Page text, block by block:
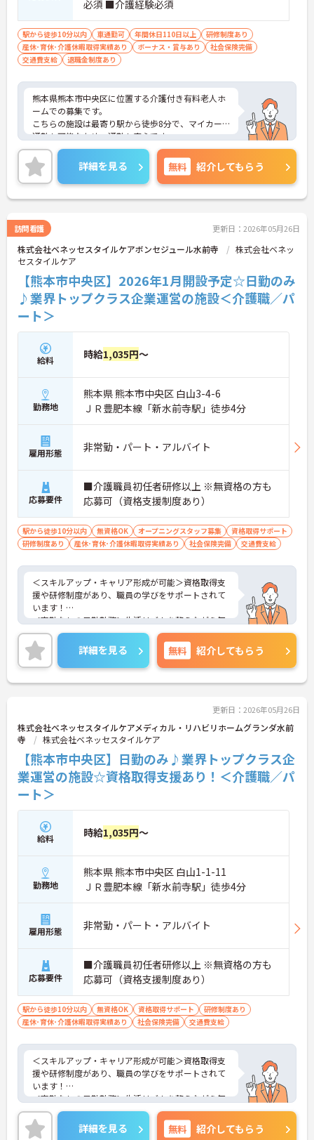
必須 ■介護経験必須
駅から徒歩10分以内 車通勤可 年間休日110日以上
研修制度あり
産休･育休･介護休暇取得実績あり
ボーナス・賞与あり
社会保険完備
交通費支給
退職金制度あり
熊本県熊本市中央区に位置する介護付き有料老人ホ
ームでの募集です。
こちらの施設は最寄り駅から徒歩8分で、マイカー
通勤も可能なため、通勤も安心です。
年間休日は110日ありますのでしっかりとお休みが
とれます♪
ご興味のある方はご面接のポイントをお伝えします
ので、お気軽にお問い合わせください。
詳細を見る 無料 紹介してもらう
訪問看護 更新日：2026年05月26日
株式会社ベネッセスタイルケアボンセジュール水前寺
株式会社ベネッ
セスタイルケア
【熊本市中央区】2026年1月開設予定☆日勤のみ
♪業界トップクラス企業運営の施設＜介護職／パ
ート＞
給料 時給1,035円～
勤務地
熊本県 熊本市中央区 白山3-4-6
ＪＲ豊肥本線「新水前寺駅」徒歩4分
雇用形態 非常勤・パート・アルバイト
応募要件
■介護職員初任者研修以上 ※無資格の方も
応募可（資格支援制度あり）
駅から徒歩10分以内 無資格OK オープニングスタッフ募集
資格取得サポート
研修制度あり
産休･育休･介護休暇取得実績あり 社会保険完備 交通費支給
＜スキルアップ・キャリア形成が可能＞資格取得支
援や研修制度があり、職員の学びをサポートされて
います！
＜夜勤なしの日勤勤務＞生活リズムを整えながら無
理なく働けます。
＜寄り添ったケアの実施＞利用者さまに深く寄り添
ったサービスの提供を目指し、職員の専門性を高め
るような人材育成にも注力されています。
ご興味のある方には、面接対策ポイント等、さらに
詳細を見る 無料 紹介してもらう
更新日：2026年05月26日
株式会社ベネッセスタイルケアメディカル・リハビリホームグランダ水前
寺
株式会社ベネッセスタイルケア
【熊本市中央区】日勤のみ♪業界トップクラス企
業運営の施設☆資格取得支援あり！＜介護職／パ
ート＞
給料 時給1,035円～
勤務地
熊本県 熊本市中央区 白山1-1-11
ＪＲ豊肥本線「新水前寺駅」徒歩4分
雇用形態 非常勤・パート・アルバイト
応募要件
■介護職員初任者研修以上 ※無資格の方も
応募可（資格支援制度あり）
駅から徒歩10分以内 無資格OK 資格取得サポート
研修制度あり
産休･育休･介護休暇取得実績あり
社会保険完備 交通費支給
＜スキルアップ・キャリア形成が可能＞資格取得支
援や研修制度があり、職員の学びをサポートされて
います！
＜夜勤なしの日勤勤務＞生活リズムを整えながら無
理なく働けます。
＜寄り添ったケアの実施＞利用者さまに深く寄り添
ったサービスの提供を目指し、職員の専門性を高め
詳細を見る 無料 紹介してもらう